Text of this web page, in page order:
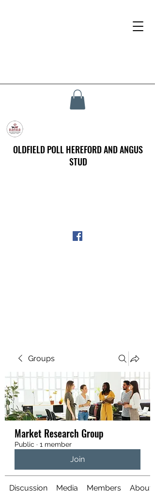
OLDFIELD POLL HEREFORD AND ANGUS
STUD
Groups
Market Research Group
Public · 1 member
Join
Discussion Media Members About